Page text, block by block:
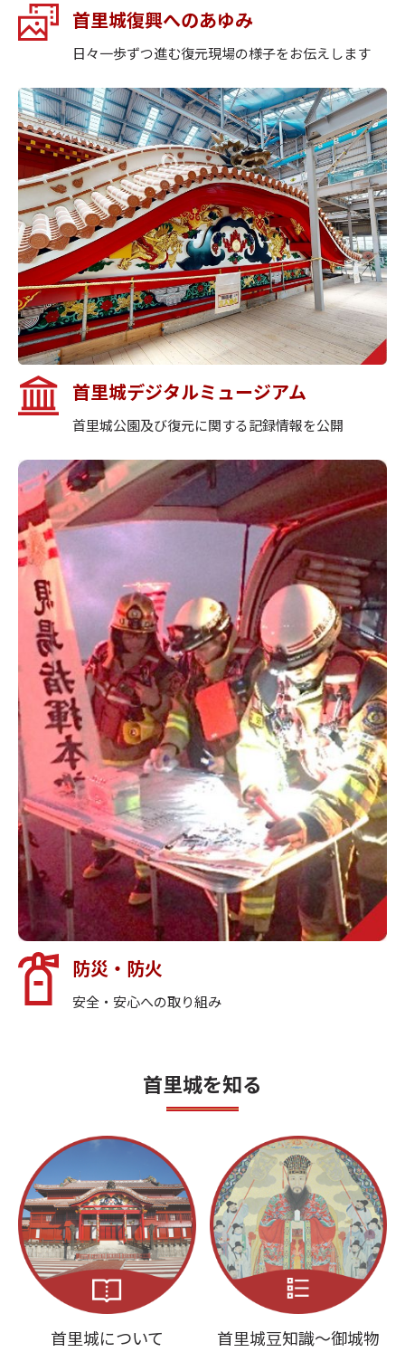
定！
【新発売】首里城公園×クロッキーブック・図
案スケッチブック
2026年07月02日 お得情報
首里城公園 券売所「なはんちゅPAY」がご利用
いただけます
2026年06月20日 公園情報
「首里城限定 沖縄料理チャームガチャ」新登
場！
2026年06月19日 公園情報
【新発売】首里城公園×クーピーペンシル（12
色）
2026年06月17日 求人情報
首里城公園 スタッフ募集について
2026年06月13日 その他
首里城公園 自由研究帳（2026） 答えやヒン
トのページ
首里城復興へのあゆみ
日々一歩ずつ進む復元現場の様子をお伝えします
首里城デジタルミュージアム
首里城公園及び復元に関する記録情報を公開
防災・防火
安全・安心への取り組み
首里城を知る
首里城について
首里城豆知識～御城物